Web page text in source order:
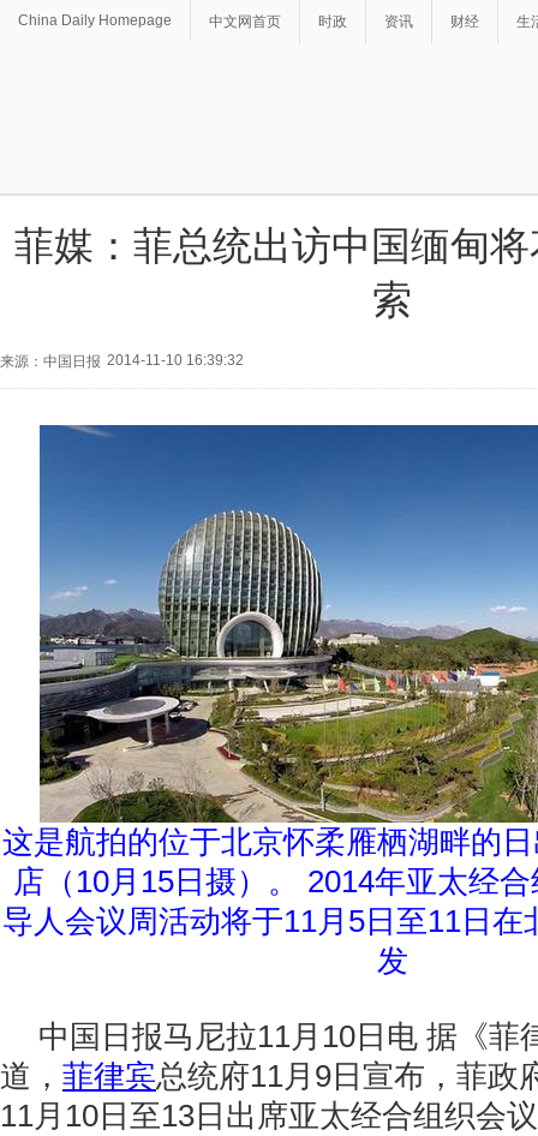
China Daily Homepage 中文网首页 时政 资讯 财经 生
菲媒：菲总统出访中国缅甸
索
来源：中国日报 2014-11-10 16:39:32
这是航拍的位于北京怀柔雁栖湖畔的
店（10月15日摄）。 2014年亚太经
导人会议周活动将于11月5日至11日在
发
中国日报马尼拉11月10日电 据《菲
道， 菲律宾总统府11月9日宣布，菲政
11月10日至13日出席亚太经合组织会